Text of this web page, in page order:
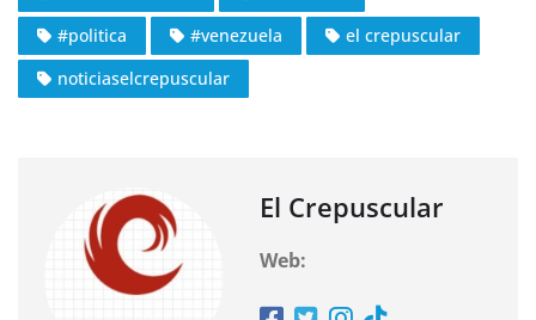
#politica
#venezuela
el crepuscular
noticiaselcrepuscular
El Crepuscular
Web: